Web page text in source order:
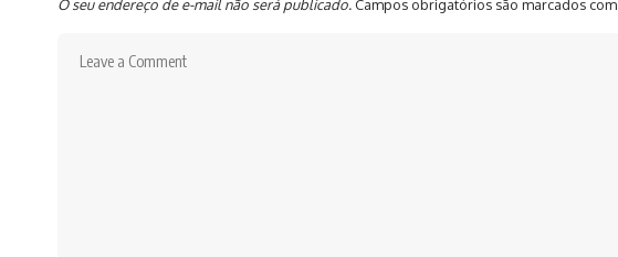
O seu endereço de e-mail não será publicado. Campos obrigatórios são marcados com